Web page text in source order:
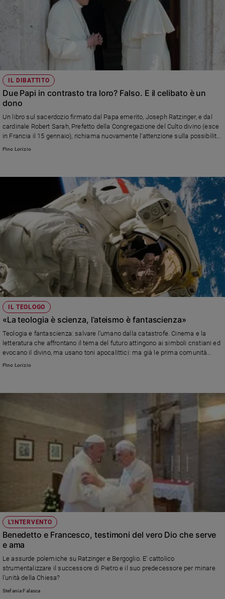
IL DIBATTITO
Due Papi in contrasto tra loro? Falso. E il celibato è un
dono
Un libro sul sacerdozio firmato dal Papa emerito, Joseph Ratzinger, e dal
cardinale Robert Sarah, Prefetto della Congregazione del Culto divino (esce
in Francia il 15 gennaio), richiama nuovamente l'attenzione sulla possibilità
di ordinare preti uomini sposati. Ratzinger e Sarah difendono il celibato.
Pino Lorizio
IL TEOLOGO
«La teologia è scienza, l’ateismo è fantascienza»
Teologia e fantascienza: salvare l’umano dalla catastrofe. Cinema e la
letteratura che affrontano il tema del futuro attingono ai simboli cristiani ed
evocano il divino, ma usano toni apocalittici: ma già le prima comunità
cristiana sull'imminente seconda venuta del Signore sapevano che i tempi
Pino Lorizio
L'INTERVENTO
Benedetto e Francesco, testimoni del vero Dio che serve
e ama
Le assurde polemiche su Ratzinger e Bergoglio. E' cattolico
strumentalizzare il successore di Pietro e il suo predecessore per minare
l'unità della Chiesa?
Stefania Falasca